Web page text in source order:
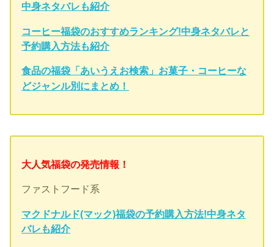
中身ネタバレも紹介
コーヒー福袋のおすすめランキング!中身ネタバレと
予約購入方法も紹介
食品の福袋「あいうえお検索」お菓子・コーヒーな
どジャンル別にまとめ！
大人気福袋の発売情報！
ファストフード系
マクドナルド(マック)福袋の予約購入方法!中身ネタ
バレも紹介